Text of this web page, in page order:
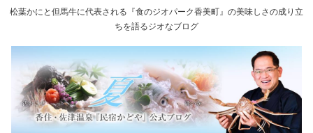
松葉かにと但馬牛に代表される『食のジオパーク香美町』の美味しさの成り立
ちを語るジオなブログ